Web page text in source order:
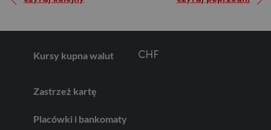
Kursy kupna walut CHF
Zastrzeż kartę
Placówki i bankomaty